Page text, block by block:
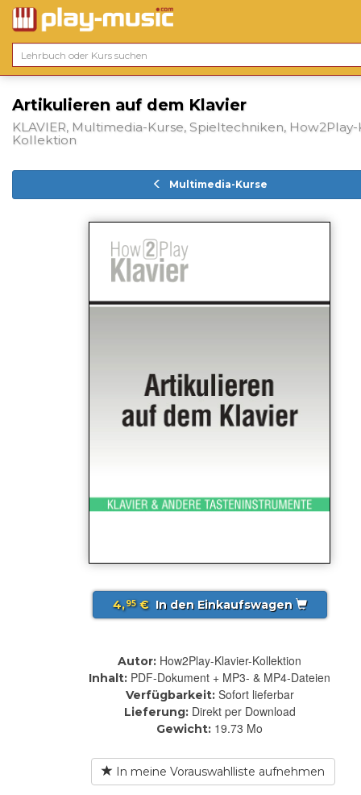
Artikulieren auf dem Klavier
KLAVIER, Multimedia-Kurse, Spieltechniken,
Kollektion
Multimedia-Kurse
4,95€ In den Einkaufswagen
Autor: How2Play-Klavier-Kollektion
Inhalt: PDF-Dokument + MP3- & MP4-Dateien
Verfügbarkeit: Sofort lieferbar
Lieferung: Direkt per Download
Gewicht: 19.73 Mo
In meine Vorauswahlliste aufnehmen